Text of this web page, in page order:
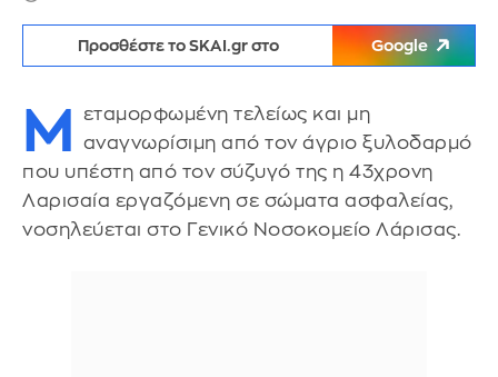
Προσθέστε το SKAI.gr στο Google
Μ
εταμορφωμένη τελείως και μη
αναγνωρίσιμη από τον άγριο ξυλοδαρμό
που υπέστη από τον σύζυγό της η 43χρονη
Λαρισαία εργαζόμενη σε σώματα ασφαλείας,
νοσηλεύεται στο Γενικό Νοσοκομείο Λάρισας.